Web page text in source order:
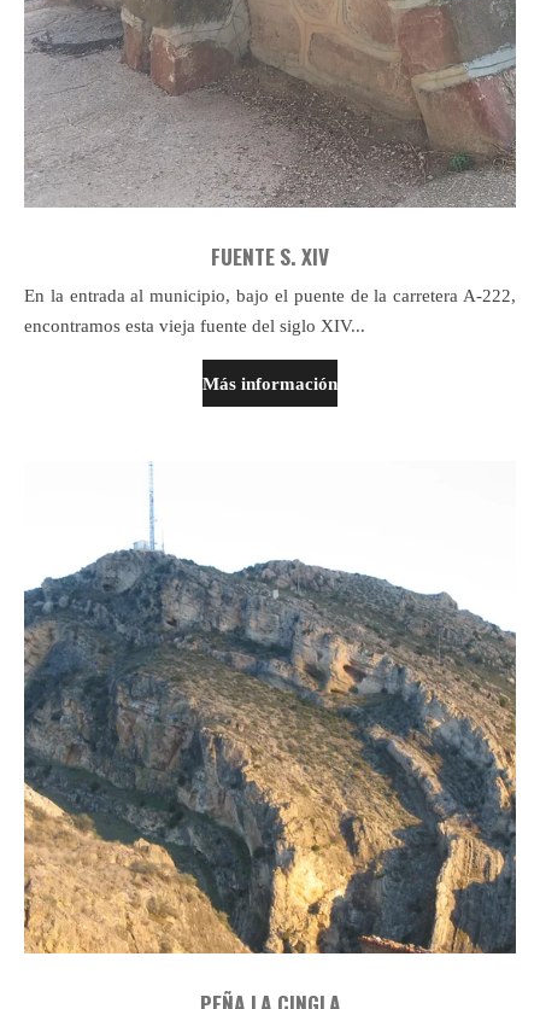
FUENTE S. XIV
En la entrada al municipio, bajo el puente de la carretera A-222,
encontramos esta vieja fuente del siglo XIV...
Más información